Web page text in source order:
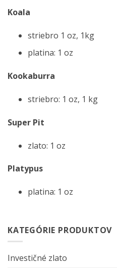
Koala
striebro 1 oz, 1kg
platina: 1 oz
Kookaburra
striebro: 1 oz, 1 kg
Super Pit
zlato: 1 oz
Platypus
platina: 1 oz
KATEGÓRIE PRODUKTOV
Investičné zlato